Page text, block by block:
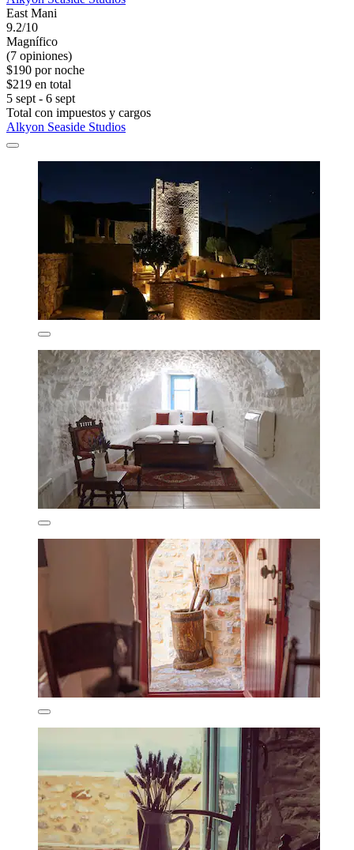
East Mani
9.2/10
Magnífico
(7 opiniones)
$190 por noche
$219 en total
5 sept - 6 sept
Total con impuestos y cargos
Alkyon Seaside Studios